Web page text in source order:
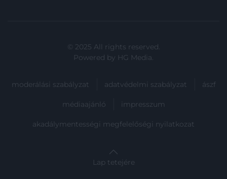
© 2025 All rights reserved.
Powered by HG Media.
moderálási szabályzat adatvédelmi szabályzat ászf
médiaajánló impresszum
akadálymentességi megfelelőségi nyilatkozat
Lap tetejére